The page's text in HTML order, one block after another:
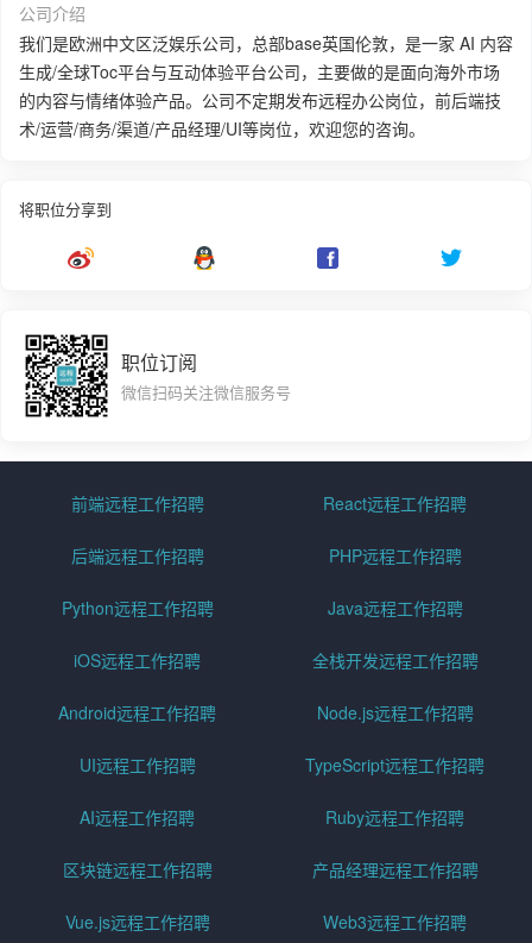
公司介绍
我们是欧洲中文区泛娱乐公司，总部base英国伦敦，是一家 AI 内容
生成/全球Toc平台与互动体验平台公司，主要做的是面向海外市场
的内容与情绪体验产品。公司不定期发布远程办公岗位，前后端技
术/运营/商务/渠道/产品经理/UI等岗位，欢迎您的咨询。
将职位分享到
职位订阅
微信扫码关注微信服务号
前端远程工作招聘 React远程工作招聘
后端远程工作招聘 PHP远程工作招聘
Python远程工作招聘 Java远程工作招聘
iOS远程工作招聘 全栈开发远程工作招聘
Android远程工作招聘 Node.js远程工作招聘
UI远程工作招聘 TypeScript远程工作招聘
AI远程工作招聘 Ruby远程工作招聘
区块链远程工作招聘 产品经理远程工作招聘
Vue.js远程工作招聘 Web3远程工作招聘